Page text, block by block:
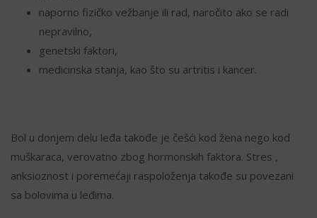
naporno fizičko vežbanje ili rad, naročito ako se radi
nepravilno,
genetski faktori,
medicinska stanja, kao što su artritis i kancer.
Bol u donjem delu leđa takođe je češći kod žena nego kod
muškaraca, verovatno zbog hormonskih faktora. Stres ,
anksioznost i poremećaji raspoloženja takođe su povezani
sa bolovima u leđima.